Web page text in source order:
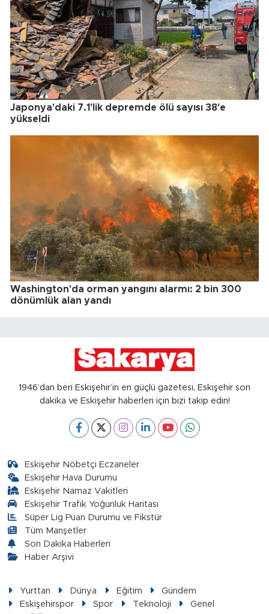
Japonya'daki 7.1'lik depremde ölü sayısı 38'e
yükseldi
Washington'da orman yangını alarmı: 2 bin 300
dönümlük alan yandı
1946’dan beri Eskişehir’in en güçlü gazetesi, Eskişehir son
dakika ve Eskişehir haberleri için bizi takip edin!
Eskişehir Nöbetçi Eczaneler
Eskişehir Hava Durumu
Eskişehir Namaz Vakitleri
Eskişehir Trafik Yoğunluk Haritası
Süper Lig Puan Durumu ve Fikstür
Tüm Manşetler
Son Dakika Haberleri
Haber Arşivi
Yurttan Dünya Eğitim
Gündem
Eskişehirspor
Spor Teknoloji
Genel